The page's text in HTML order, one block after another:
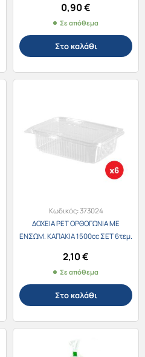
0,90€
Σε απόθεμα
Στο καλάθι
Κωδικός:373024
ΔΟΧΕΙΑ PET ΟΡΘΟΓΩΝΙΑ ΜΕ
ΕΝΣΩΜ. ΚΑΠΑΚΙΑ 1500cc ΣΕΤ 6τεμ.
2,10€
Σε απόθεμα
Στο καλάθι